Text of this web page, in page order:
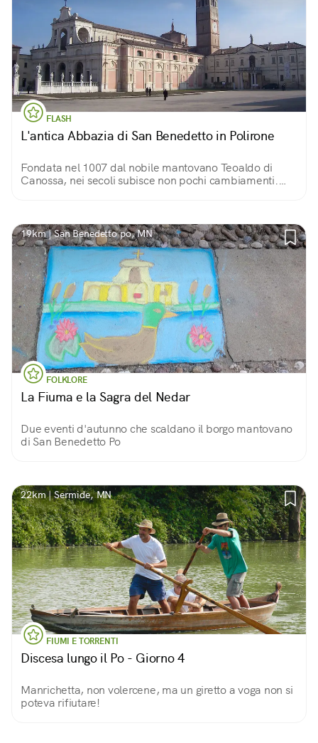
FLASH
L'antica Abbazia di San Benedetto in Polirone
Fondata nel 1007 dal nobile mantovano Teoaldo di
Canossa, nei secoli subisce non pochi cambiamenti.
19km | San Benedetto po, MN
FOLKLORE
La Fiuma e la Sagra del Nedar
Due eventi d'autunno che scaldano il borgo mantovano
di San Benedetto Po
22km | Sermide, MN
FIUMI E TORRENTI
Discesa lungo il Po - Giorno 4
Manrichetta, non volercene, ma un giretto a voga non si
poteva rifiutare!